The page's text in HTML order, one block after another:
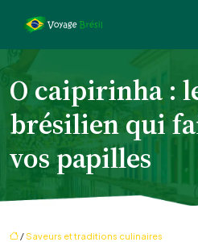
O caipirinha :
brésilien qui
vos papilles
/ Saveurs et traditions culinaires